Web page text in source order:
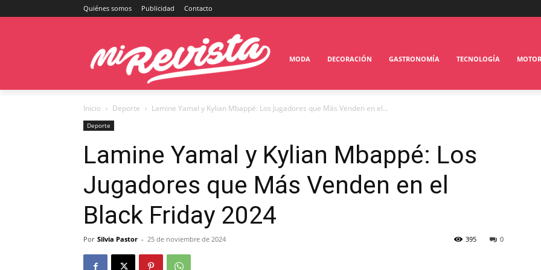
Quiénes somos Publicidad Contacto
MODA DECORACIÓN GASTRONOMÍA TECNOLOGÍA MOTOR
Inicio Deporte Lamine Yamal y Kylian Mbappé: Los Jugadores que Más Venden en el...
Deporte
Lamine Yamal y Kylian Mbappé: Los
Jugadores que Más Venden en el
Black Friday 2024
Por Silvia Pastor - 25 de noviembre de 2024 0
395